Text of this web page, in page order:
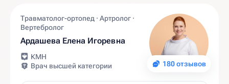
180 отзывов
Травматолог-ортопед · Артролог ·
Вертебролог
Ардашева Елена Игоревна
КМН
Врач высшей категории